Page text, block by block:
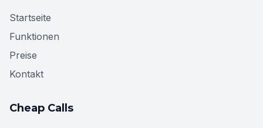
Startseite
Funktionen
Preise
Kontakt
Cheap Calls